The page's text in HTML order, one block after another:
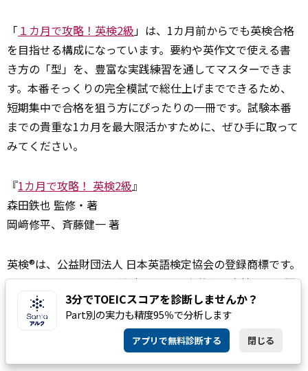
「 １カ月で攻略！英検2級」は、1カ月前からでも英検合格
を目指せる構成になっています。要約や英作文で使える書
き方の「型」を、豊富な実践練習を通してマスターできま
す。本番そっくりの完全模試で総仕上げまでできるため、
短期集中で合格を狙う方にぴったりの一冊です。試験本番
までの貴重な1カ月を最大限活かすために、ぜひ手に取って
みてください。
『1カ月で攻略！ 英検2級』
森田鉄也 監修・著
岡﨑修平、斉藤健一 著
英検®は、公益財団法人 日本英語検定協会の登録商標です。
このコンテンツは、公益財団法人 日本英語検定協会の承認
や推奨、その他の検討を受けたものではありません。
3分でTOEICスコアを診断しませんか？
Part別の実力も精度95％で分析します
アプリで無料診断する 閉じる